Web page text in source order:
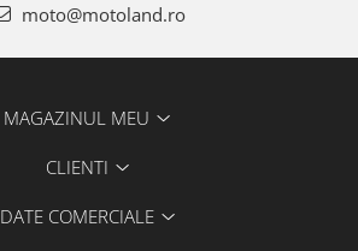
moto@motoland.ro
MAGAZINUL MEU
CLIENTI
DATE COMERCIALE